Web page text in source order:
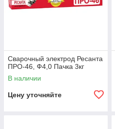
Сварочный электрод Ресанта
ПРО-46, Ф4,0 Пачка 3кг
В наличии
Цену уточняйте